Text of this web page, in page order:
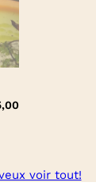
voir tout!